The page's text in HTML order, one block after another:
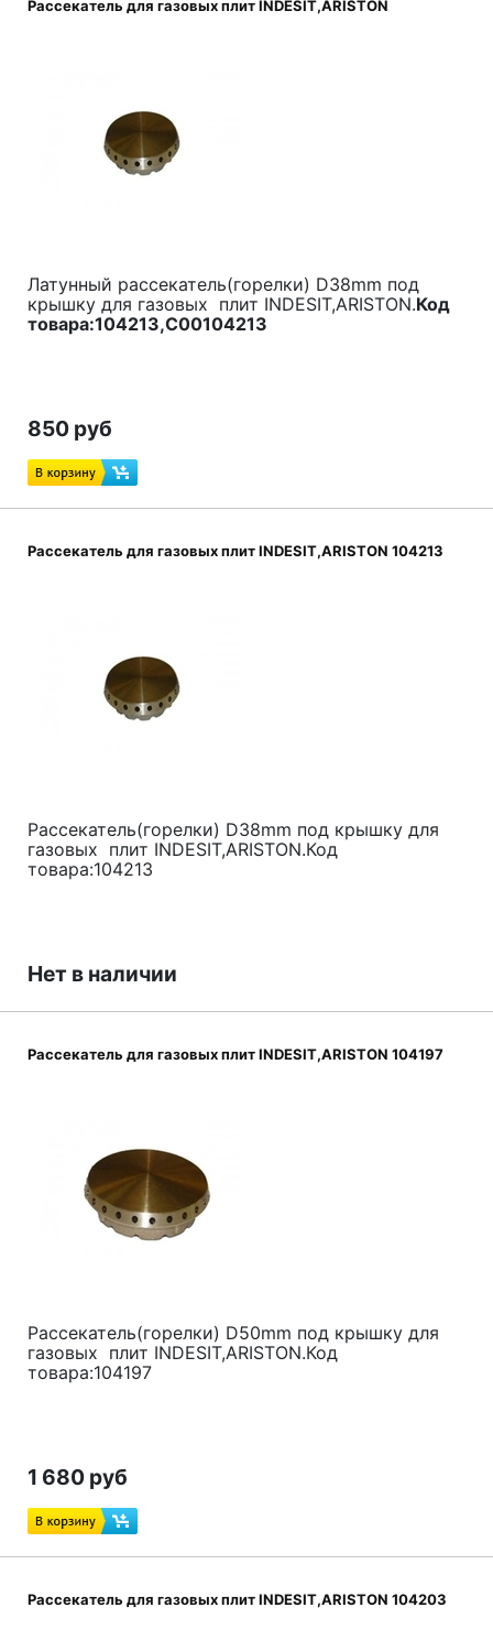
Рассекатель для газовых плит INDESIT,ARISTON
Латунный рассекатель(горелки) D38mm под
крышку для газовых плит INDESIT,ARISTON.Код
товара:104213,С00104213
850 руб
Рассекатель для газовых плит INDESIT,ARISTON 104213
Рассекатель(горелки) D38mm под крышку для
газовых плит INDESIT,ARISTON.Код
товара:104213
Нет в наличии
Рассекатель для газовых плит INDESIT,ARISTON 104197
Рассекатель(горелки) D50mm под крышку для
газовых плит INDESIT,ARISTON.Код
товара:104197
1 680 руб
Рассекатель для газовых плит INDESIT,ARISTON 104203